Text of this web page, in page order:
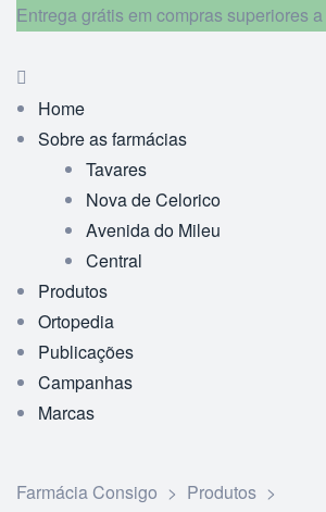
Entrega grátis em compras superiores a
Home
Sobre as farmácias
Tavares
Nova de Celorico
Avenida do Mileu
Central
Produtos
Ortopedia
Publicações
Campanhas
Marcas
Farmácia Consigo > Produtos >